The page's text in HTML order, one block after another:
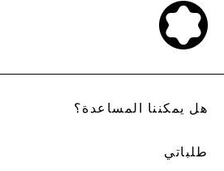
هل يمكننا المساعدة؟
طلباتي